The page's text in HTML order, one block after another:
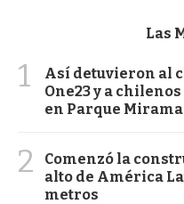
Las
1
Así detuvieron al
One23 y a
en Parque
2
Comenzó la
alto de América
metros